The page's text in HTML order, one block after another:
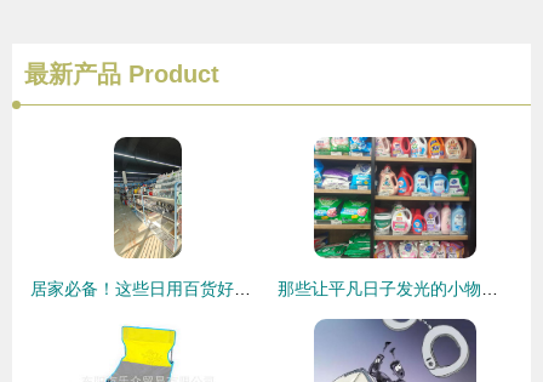
最新产品 Product